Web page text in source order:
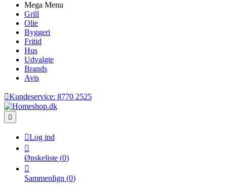
Mega Menu
Grill
Olie
Byggeri
Fritid
Hus
Udvalgte
Brands
Avis
Kundeservice: 8770 2525

Log ind

Ønskeliste (0)

Sammenlign (0)